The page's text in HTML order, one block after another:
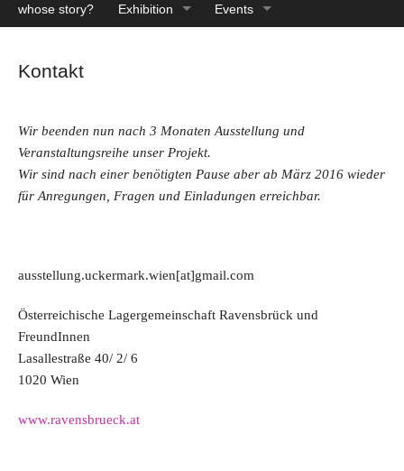
whose story? Exhibition Events
Kontakt
Wir beenden nun nach 3 Monaten Ausstellung und
Veranstaltungsreihe unser Projekt.
Wir sind nach einer benötigten Pause aber ab März 2016 wieder
für Anregungen, Fragen und Einladungen erreichbar.
ausstellung.uckermark.wien[at]gmail.com
Österreichische Lagergemeinschaft Ravensbrück und
FreundInnen
Lasallestraße 40/ 2/ 6
1020 Wien
www.ravensbrueck.at